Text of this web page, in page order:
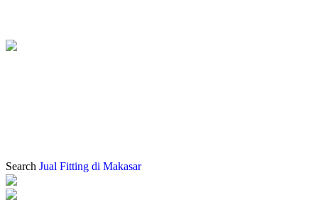
Search Jual Fitting di Makasar